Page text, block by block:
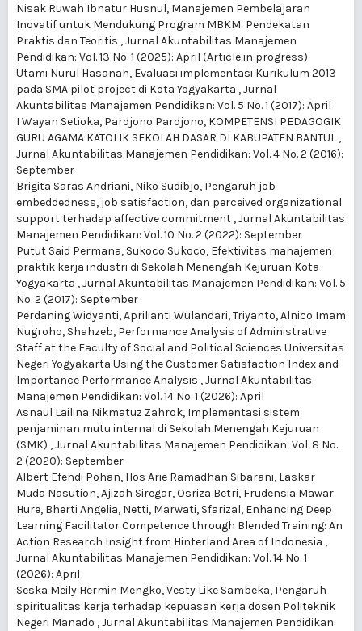
Nisak Ruwah Ibnatur Husnul, Manajemen Pembelajaran
Inovatif untuk Mendukung Program MBKM: Pendekatan
Praktis dan Teoritis ,Jurnal Akuntabilitas Manajemen
Pendidikan: Vol. 13 No. 1 (2025): April (Article in progress)
Utami Nurul Hasanah, Evaluasi implementasi Kurikulum 2013
pada SMA pilot project di Kota Yogyakarta ,Jurnal
Akuntabilitas Manajemen Pendidikan: Vol. 5 No. 1 (2017): April
I Wayan Setioka, Pardjono Pardjono, KOMPETENSI PEDAGOGIK
GURU AGAMA KATOLIK SEKOLAH DASAR DI KABUPATEN BANTUL ,
Jurnal Akuntabilitas Manajemen Pendidikan: Vol. 4 No. 2 (2016):
September
Brigita Saras Andriani, Niko Sudibjo, Pengaruh job
embeddedness, job satisfaction, dan perceived organizational
support terhadap affective commitment ,Jurnal Akuntabilitas
Manajemen Pendidikan: Vol. 10 No. 2 (2022): September
Putut Said Permana, Sukoco Sukoco, Efektivitas manajemen
praktik kerja industri di Sekolah Menengah Kejuruan Kota
Yogyakarta ,Jurnal Akuntabilitas Manajemen Pendidikan: Vol. 5
No. 2 (2017): September
Perdaning Widyanti, Aprilianti Wulandari, Triyanto, Alnico Imam
Nugroho, Shahzeb, Performance Analysis of Administrative
Staff at the Faculty of Social and Political Sciences Universitas
Negeri Yogyakarta Using the Customer Satisfaction Index and
Importance Performance Analysis ,Jurnal Akuntabilitas
Manajemen Pendidikan: Vol. 14 No. 1 (2026): April
Asnaul Lailina Nikmatuz Zahrok, Implementasi sistem
penjaminan mutu internal di Sekolah Menengah Kejuruan
(SMK) ,Jurnal Akuntabilitas Manajemen Pendidikan: Vol. 8 No.
2 (2020): September
Albert Efendi Pohan, Hos Arie Ramadhan Sibarani, Laskar
Muda Nasution, Ajizah Siregar, Osriza Betri, Frudensia Mawar
Hure, Bherti Angelia, Netti, Marwati, Sfarizal, Enhancing Deep
Learning Facilitator Competence through Blended Training: An
Action Research Insight from Hinterland Area of Indonesia ,
Jurnal Akuntabilitas Manajemen Pendidikan: Vol. 14 No. 1
(2026): April
Seska Meily Hermin Mengko, Vesty Like Sambeka, Pengaruh
spiritualitas kerja terhadap kepuasan kerja dosen Politeknik
Negeri Manado ,Jurnal Akuntabilitas Manajemen Pendidikan: